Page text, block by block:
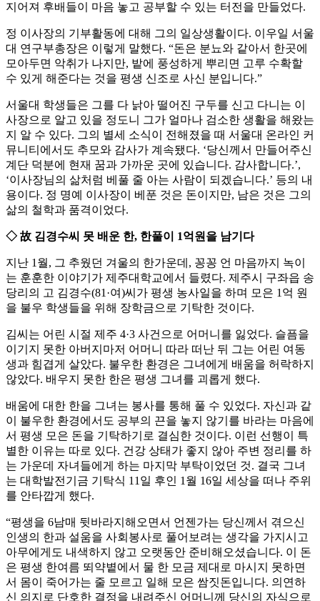
지어져 후배들이 마음 놓고 공부할 수 있는 터전을 만들었다.
정 이사장의 기부활동에 대해 그의 일상생활이다. 이우일 서울
대 연구부총장은 이렇게 말했다. “돈은 분뇨와 같아서 한곳에
모아두면 악취가 나지만, 밭에 풍성하게 뿌리면 고루 수확할
수 있게 해준다는 것을 평생 신조로 사신 분입니다.”
서울대 학생들은 그를 다 낡아 떨어진 구두를 신고 다니는 이
사장으로 알고 있을 정도니 그가 얼마나 검소한 생활을 해왔는
지 알 수 있다. 그의 별세 소식이 전해졌을 때 서울대 온라인 커
뮤니티에서도 추모와 감사가 계속됐다. ‘당신께서 만들어주신
계단 덕분에 현재 꿈과 가까운 곳에 있습니다. 감사합니다.’,
‘이사장님의 삶처럼 베풀 줄 아는 사람이 되겠습니다.’ 등의 내
용이다. 정 명예 이사장이 베푼 것은 돈이지만, 남은 것은 그의
삶의 철학과 품격이었다.
◇ 故 김경수씨 못 배운 한, 한풀이 1억원을 남기다
지난 1월, 그 추웠던 겨울의 한가운데, 꽁꽁 언 마음까지 녹이
는 훈훈한 이야기가 제주대학교에서 들렸다. 제주시 구좌읍 송
당리의 고 김경수(81·여)씨가 평생 농사일을 하며 모은 1억 원
을 불우 학생들을 위해 장학금으로 기탁한 것이다.
김씨는 어린 시절 제주 4·3 사건으로 어머니를 잃었다. 슬픔을
이기지 못한 아버지마저 어머니 따라 떠난 뒤 그는 어린 여동
생과 힘겹게 살았다. 불우한 환경은 그녀에게 배움을 허락하지
않았다. 배우지 못한 한은 평생 그녀를 괴롭게 했다.
배움에 대한 한을 그녀는 봉사를 통해 풀 수 있었다. 자신과 같
이 불우한 환경에서도 공부의 끈을 놓지 않기를 바라는 마음에
서 평생 모은 돈을 기탁하기로 결심한 것이다. 이런 선행이 특
별한 이유는 따로 있다. 건강 상태가 좋지 않아 주변 정리를 하
는 가운데 자녀들에게 하는 마지막 부탁이었던 것. 결국 그녀
는 대학발전기금 기탁식 11일 후인 1월 16일 세상을 떠나 주위
를 안타깝게 했다.
“평생을 6남매 뒷바라지해오면서 언젠가는 당신께서 겪으신
인생의 한과 설움을 사회봉사로 풀어보려는 생각을 가지시고
아무에게도 내색하지 않고 오랫동안 준비해오셨습니다. 이 돈
은 평생 한여름 뙤약볕에서 물 한 모금 제대로 마시지 못하면
서 몸이 죽어가는 줄 모르고 일해 모은 쌈짓돈입니다. 의연하
신 의지로 단호한 결정을 내려주신 어머니께 당신의 자식으로